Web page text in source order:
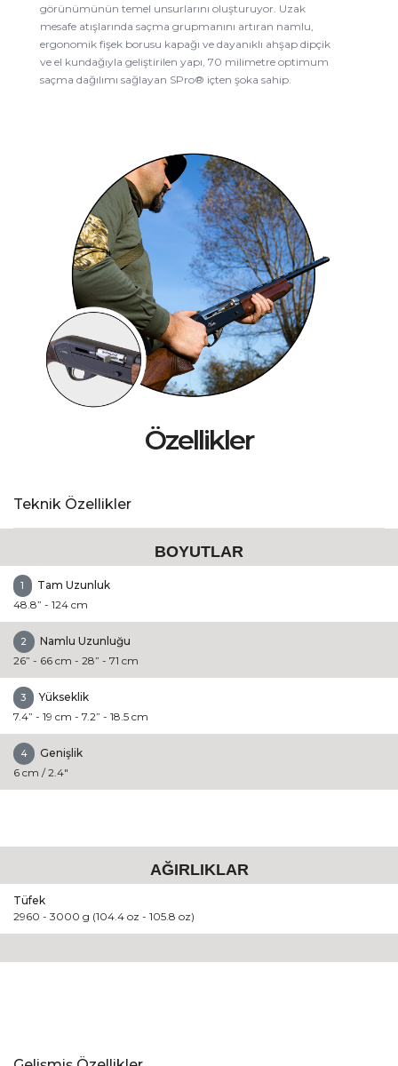
görünümünün temel unsurlarını oluşturuyor. Uzak
mesafe atışlarında saçma grupmanını artıran namlu,
ergonomik fişek borusu kapağı ve dayanıklı ahşap dipçik
ve el kundağıyla geliştirilen yapı, 70 milimetre optimum
saçma dağılımı sağlayan SPro® içten şoka sahip.
Özellikler
Teknik Özellikler
BOYUTLAR
1
Tam Uzunluk
48.8” - 124 cm
2
Namlu Uzunluğu
26” - 66 cm - 28” - 71 cm
3
Yükseklik
7.4” - 19 cm - 7.2” - 18.5 cm
4
Genişlik
6 cm / 2.4"
AĞIRLIKLAR
Tüfek
2960 - 3000 g (104.4 oz - 105.8 oz)